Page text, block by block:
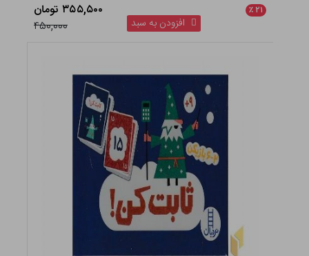
۲۱ ٪
۳۵۵,۵۰۰ تومان
۴۵۰,۰۰۰
افزودن به سبد